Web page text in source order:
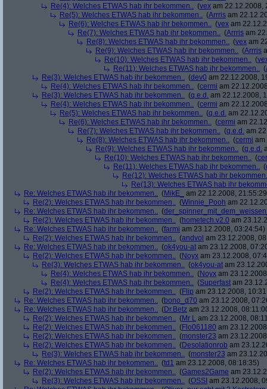
Re(4): Welches ETWAS hab ihr bekommen.. (vex am 22.12.2008,
Re(5): Welches ETWAS hab ihr bekommen.. (Arrris am
Re(6): Welches ETWAS hab ihr bekommen.. (vex am
Re(7): Welches ETWAS hab ihr bekommen.. (Arrris am
Re(8): Welches ETWAS hab ihr bekommen.. (vex am
Re(9): Welches ETWAS hab ihr bekommen.. (Arrris
Re(10): Welches ETWAS hab ihr bekommen.. (
Re(11): Welches ETWAS hab ihr bekommen.. (
Re(3): Welches ETWAS hab ihr bekommen.. (dev0 am 22.12.2008,
Re(4): Welches ETWAS hab ihr bekommen.. (cermi am
Re(3): Welches ETWAS hab ihr bekommen.. (q.e.d. am 22.12.2008,
Re(4): Welches ETWAS hab ihr bekommen.. (cermi am
Re(5): Welches ETWAS hab ihr bekommen.. (q.e.d. am
Re(6): Welches ETWAS hab ihr bekommen.. (cermi am
Re(7): Welches ETWAS hab ihr bekommen.. (q.e.d. am
Re(8): Welches ETWAS hab ihr bekommen.. (cermi am
Re(9): Welches ETWAS hab ihr bekommen.. (q.e.d.
Re(10): Welches ETWAS hab ihr bekommen.. (
Re(11): Welches ETWAS hab ihr bekommen.. (
Re(12): Welches ETWAS hab ihr
Re(13): Welches ETWAS hab ihr
Re: Welches ETWAS hab ihr bekommen.. (MikE_
am 22.12.2008,
Re(2): Welches ETWAS hab ihr bekommen.. (Winnie_Pooh am
Re: Welches ETWAS hab ihr bekommen.. (
Re(2): Welches ETWAS hab ihr bekommen.. (hometech.v2.0 am
Re: Welches ETWAS hab ihr bekommen.. (farmi am 23.12.2008, 03:24:54)
Re(2): Welches ETWAS hab ihr bekommen.. (andvol am 23.12.2008,
Re: Welches ETWAS hab ihr bekommen.. (ok4you-at am 23.12.2008,
Re(2): Welches ETWAS hab ihr bekommen.. (Noyx am 23.12.2008,
Re(3): Welches ETWAS hab ihr bekommen.. (ok4you-at am
Re(4): Welches ETWAS hab ihr bekommen.. (Noyx am
Re(4): Welches ETWAS hab ihr bekommen.. (Superfast am
Re(2): Welches ETWAS hab ihr bekommen.. (Flip am 23.12.2008,
Re: Welches ETWAS hab ihr bekommen.. (bono_d70 am 23.12.2008,
Re: Welches ETWAS hab ihr bekommen.. (Dr.Betz am 23.12.2008,
Re(2): Welches ETWAS hab ihr bekommen.. (Mr L am 23.12.2008,
Re(2): Welches ETWAS hab ihr bekommen.. (Flo061180 am
Re(2): Welches ETWAS hab ihr bekommen.. (monster23 am
Re(2): Welches ETWAS hab ihr bekommen.. (Desolationrob am
Re(3): Welches ETWAS hab ihr bekommen.. (monster23 am
Re: Welches ETWAS hab ihr bekommen.. (td1 am 23.12.2008, 08:18:35)
Re(2): Welches ETWAS hab ihr bekommen.. (Games2Game am
Re(3): Welches ETWAS hab ihr bekommen.. (OSSI am 23.12.2008,